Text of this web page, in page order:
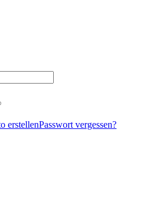
erstellenPasswort vergessen?